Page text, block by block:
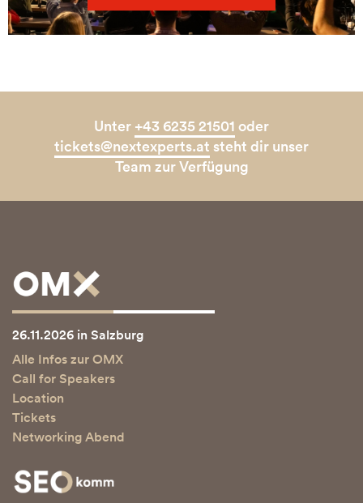
Unter +43 6235 21501 oder
tickets@nextexperts.at steht dir unser
Team zur Verfügung
26.11.2026 in Salzburg
Alle Infos zur OMX
Call for Speakers
Location
Tickets
Networking Abend